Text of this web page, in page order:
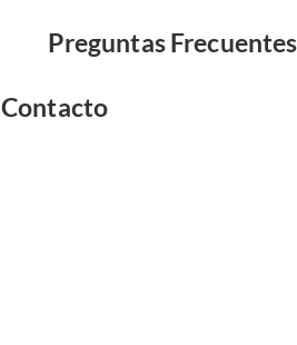
Preguntas Frecuentes
Contacto